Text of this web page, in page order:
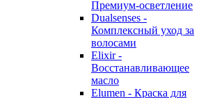
Премиум-осветление
Dualsenses -
Комплексный уход за
волосами
Elixir -
Восстанавливающее
масло
Elumen - Краска для